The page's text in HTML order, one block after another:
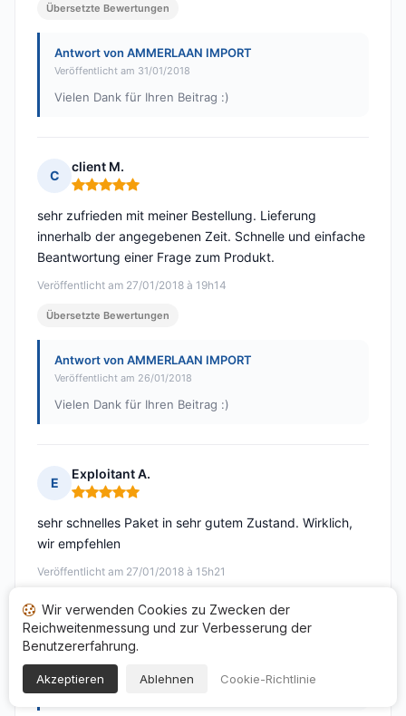
Übersetzte Bewertungen
Antwort von AMMERLAAN IMPORT
Veröffentlicht am 31/01/2018
Vielen Dank für Ihren Beitrag :)
C
client M.
Hinweis: 5 von 5
Veröffentlicht am 27/01/2018 à 19h14
sehr zufrieden mit meiner Bestellung. Lieferung
innerhalb der angegebenen Zeit. Schnelle und einfache
Beantwortung einer Frage zum Produkt.
Übersetzte Bewertungen
Antwort von AMMERLAAN IMPORT
Veröffentlicht am 26/01/2018
Vielen Dank für Ihren Beitrag :)
E
Exploitant A.
Hinweis: 5 von 5
Veröffentlicht am 27/01/2018 à 15h21
sehr schnelles Paket in sehr gutem Zustand. Wirklich,
wir empfehlen
Übersetzte Bewertungen
Antwort von AMMERLAAN IMPORT
Veröffentlicht am 26/01/2018
Vielen Dank für Ihren Beitrag :)
Wir verwenden Cookies zu Zwecken der
Reichweitenmessung und zur Verbesserung der
Benutzererfahrung.
Akzeptieren Ablehnen Cookie-Richtlinie